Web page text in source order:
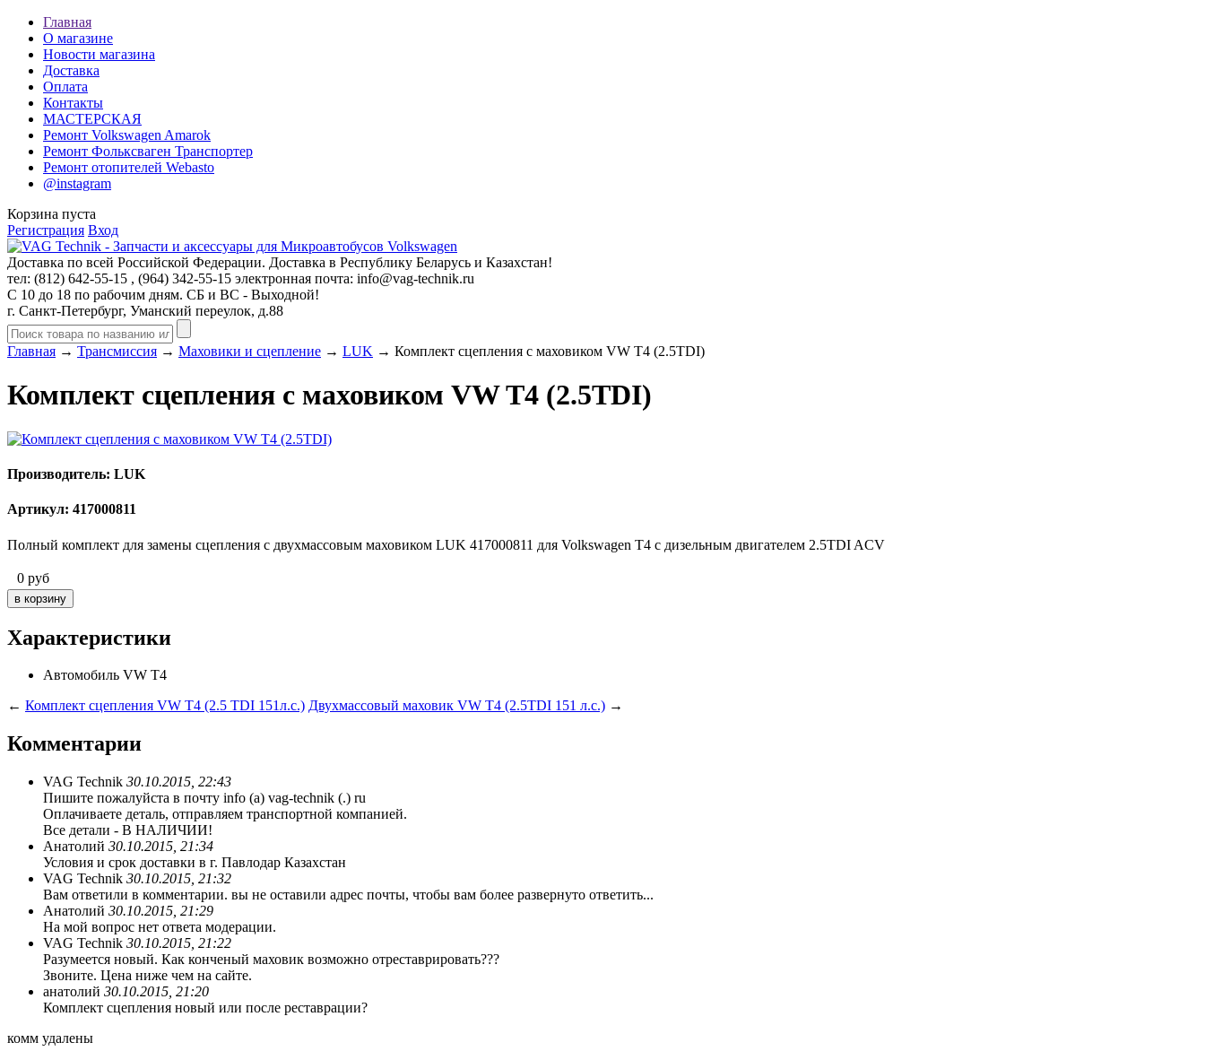
Главная
О магазине
Новости магазина
Доставка
Оплата
Контакты
МАСТЕРСКАЯ
Ремонт Volkswagen Amarok
Ремонт Фольксваген Транспортер
Ремонт отопителей Webasto
@instagram
Корзина пуста
Регистрация Вход
Доставка по всей Российской Федерации. Доставка в Республику Беларусь и Казахстан!
тел: (812) 642-55-15 , (964) 342-55-15 электронная почта: info@vag-technik.ru
С 10 до 18 по рабочим дням. СБ и ВС - Выходной!
г. Санкт-Петербург, Уманский переулок, д.88
Главная → Трансмиссия → Маховики и сцепление → LUK → Комплект сцепления с маховиком VW T4 (2.5TDI)
Комплект сцепления с маховиком VW T4 (2.5TDI)
Производитель: LUK
Артикул: 417000811
Полный комплект для замены сцепления с двухмассовым маховиком LUK 417000811 для Volkswagen T4 с дизельным двигателем 2.5TDI ACV
0 руб
Характеристики
Автомобиль VW T4
← Комплект сцепления VW T4 (2.5 TDI 151л.с.) Двухмассовый маховик VW T4 (2.5TDI 151 л.с.) →
Комментарии
VAG Technik 30.10.2015, 22:43
Пишите пожалуйста в почту info (a) vag-technik (.) ru
Оплачиваете деталь, отправляем транспортной компанией.
Все детали - В НАЛИЧИИ!
Анатолий 30.10.2015, 21:34
Условия и срок доставки в г. Павлодар Казахстан
VAG Technik 30.10.2015, 21:32
Вам ответили в комментарии. вы не оставили адрес почты, чтобы вам более развернуто ответить...
Анатолий 30.10.2015, 21:29
На мой вопрос нет ответа модерации.
VAG Technik 30.10.2015, 21:22
Разумеется новый. Как конченый маховик возможно отреставрировать???
Звоните. Цена ниже чем на сайте.
анатолий 30.10.2015, 21:20
Комплект сцепления новый или после реставрации?
комм удалены